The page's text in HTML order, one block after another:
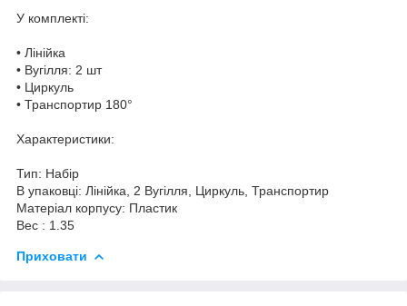
У комплекті:
• Лінійка
• Вугілля: 2 шт
• Циркуль
• Транспортир 180°
Характеристики:
Тип: Набір
В упаковці: Лінійка, 2 Вугілля, Циркуль, Транспортир
Матеріал корпусу: Пластик
Вес : 1.35
Приховати